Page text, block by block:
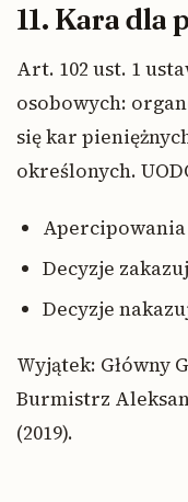
11. Kara dla
Art. 102 ust. 1
osobowych:
się kar
określonych.
Decyzje
Decyzje
Wyjątek: Główny
Burmistrz
(2019).